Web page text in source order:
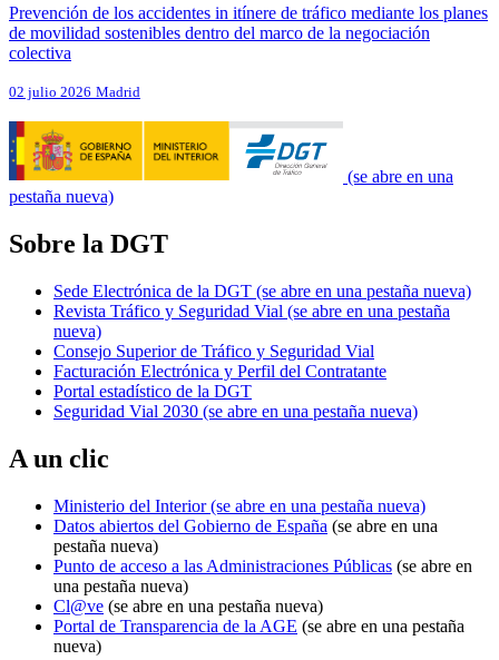
Prevención de los accidentes in itínere de tráfico mediante los planes
de movilidad sostenibles dentro del marco de la negociación
colectiva
02 julio 2026 Madrid
(se abre en una
pestaña nueva)
Sobre la DGT
Sede Electrónica de la DGT (se abre en una pestaña nueva)
Revista Tráfico y Seguridad Vial (se abre en una pestaña
nueva)
Consejo Superior de Tráfico y Seguridad Vial
Facturación Electrónica y Perfil del Contratante
Portal estadístico de la DGT
Seguridad Vial 2030 (se abre en una pestaña nueva)
A un clic
Ministerio del Interior(se abre en una pestaña nueva)
Datos abiertos del Gobierno de España (se abre en una
pestaña nueva)
Punto de acceso a las Administraciones Públicas (se abre en
una pestaña nueva)
Cl@ve (se abre en una pestaña nueva)
Portal de Transparencia de la AGE (se abre en una pestaña
nueva)